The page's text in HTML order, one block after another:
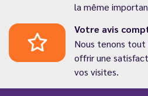
la même
Votre avis
Nous tenons
offrir une
vos visites.